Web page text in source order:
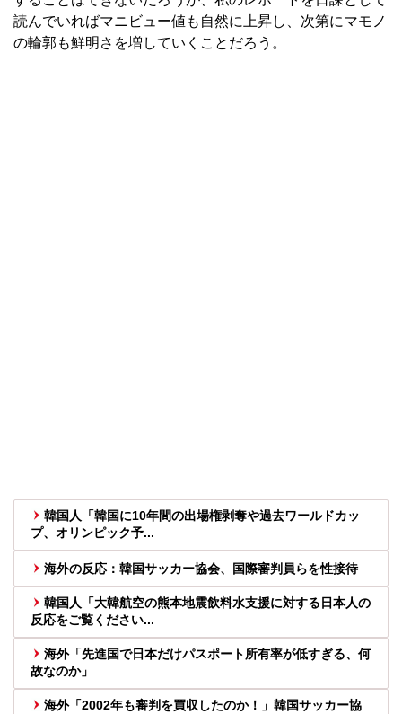
読んでいればマニビュー値も自然に上昇し、次第にマモノ
の輪郭も鮮明さを増していくことだろう。
韓国人「韓国に10年間の出場権剥奪や過去ワールドカッ
プ、オリンピック予...
海外の反応：韓国サッカー協会、国際審判員らを性接待
韓国人「大韓航空の熊本地震飲料水支援に対する日本人の
反応をご覧ください...
海外「先進国で日本だけパスポート所有率が低すぎる、何
故なのか」
海外「2002年も審判を買収したのか！」韓国サッカー協